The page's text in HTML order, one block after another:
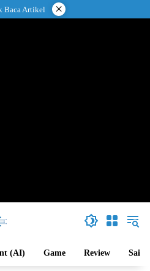
Baca Artikel ×
(AI) Game Review Sains